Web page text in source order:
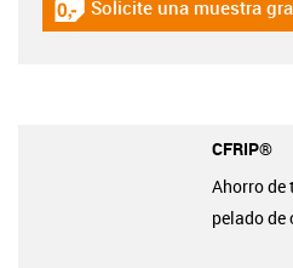
igus-icon-gratismuster
Solicite una muestra
CFRIP®
Ahorro de
pelado de